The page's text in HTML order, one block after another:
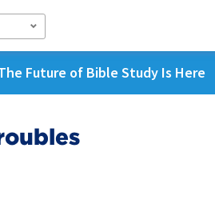
Future of Bible Study Is Here